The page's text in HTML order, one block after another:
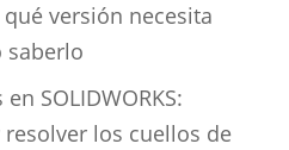
qué versión necesita
saberlo
SOLIDWORKS:
los cuellos de